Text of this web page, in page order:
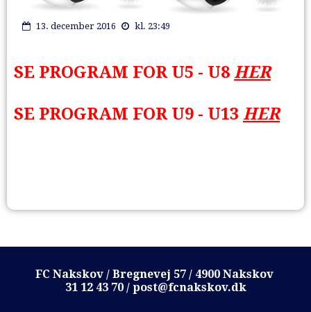
13. december 2016 kl. 23:49
SE PROGRAM FOR U5 - U8 HER
SE PROGRAM FOR U9 - U13 HER
FC Nakskov / Bregnevej 57 / 4900 Nakskov
31 12 43 70 / post@fcnakskov.dk